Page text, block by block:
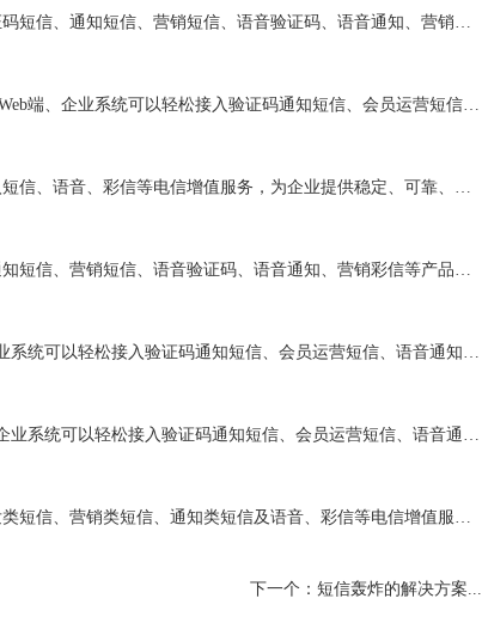
达信通致力于为企业客户提供专业的增值电信服务，主营验证码短信、通知短信、营销短信、语音验证码、语音通知、营销彩信等产品，为企业提供全方位、强有力的通信服务能力支撑。凭借专业优势及行业积累、强大的技术实力、完善的售后服务体系，为客户持续提供专业优质的电信增值体验。客户遍布人工智能、酒店、政企、服...
达信通致力于为企业客户提供专业的增值电信服务，让App、Web端、企业系统可以轻松接入验证码通知短信、会员运营短信、语音通知、语音验证码、视频短信等多种云通信产品，为企业提供全方位、强有力的通信服务能力支撑。凭借多年行业经验积累、强大的技术实力、设立专业客户服务团队，为客户持续提供专业优质的电...
达信通致力于用云通信能力赋能行业升级，帮助企业便捷接入短信、语音、彩信等电信增值服务，为企业提供稳定、可靠、安全的云通信技术，推动移动互联网领域的发展。凭借专业优势及行业积累、专业的技术支持、优质的用户服务体系，为客户持续提供专业优质的电信增值体验。客户遍布互联网、贸易、政企、旅游、制造等众多...
达信通是国内专业的云通信服务提供商，主营验证码短信、通知短信、营销短信、语音验证码、语音通知、营销彩信等产品，为企业提供稳定、可靠、安全的云通信技术，推动移动互联网领域的发展。凭借多年的行业服务经验、专业的技术研发团队、设立专业客户服务团队，为客户持续提供专业优质的电信增值体验。客户遍布互联网...
达信通是国内专业的云通信服务提供商，让App、Web端、企业系统可以轻松接入验证码通知短信、会员运营短信、语音通知、语音验证码、视频短信等多种云通信产品，以领先的技术，优质的服务，助力企业进行运营及营销推广工作。凭借多年行业经验积累、专业的技术开发能力、建立快速服务响应机制，为客户持续提供专业...
达信通致力于用云通信能力赋能行业升级，让App、Web端、企业系统可以轻松接入验证码通知短信、会员运营短信、语音通知、语音验证码、视频短信等多种云通信产品，为企业提供全方位、强有力的通信服务能力支撑。凭借全面的行业经验、专业的技术支持、设立专业客户服务团队，为客户持续提供专业优质的电信增值体验...
达信通面向各行业企业客户提供云通信服务，为企业推出触发类短信、营销类短信、通知类短信及语音、彩信等电信增值服务，以领先的技术，优质的服务，助力企业进行运营及营销推广工作。凭借多年的行业服务经验、强大的技术研发实力、建立快速服务响应机制，为客户持续提供专业优质的电信增值体验。客户遍布物联网、酒店...
下一个：短信轰炸的解决方案...